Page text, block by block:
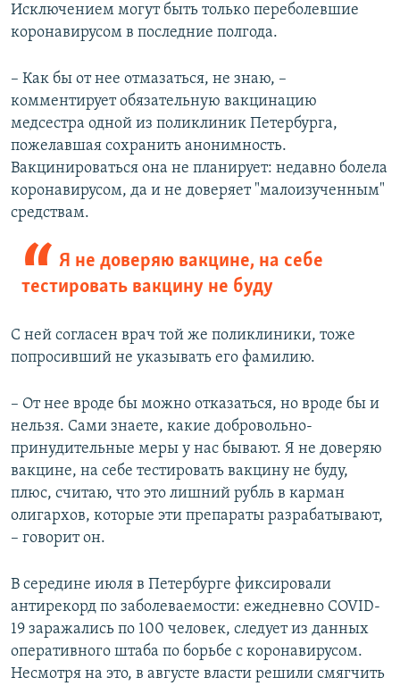
Исключением могут быть только переболевшие
коронавирусом в последние полгода.
– Как бы от нее отмазаться, не знаю, –
комментирует обязательную вакцинацию
медсестра одной из поликлиник Петербурга,
пожелавшая сохранить анонимность.
Вакцинироваться она не планирует: недавно болела
коронавирусом, да и не доверяет "малоизученным"
средствам.
Я не доверяю вакцине, на себе
тестировать вакцину не буду
С ней согласен врач той же поликлиники, тоже
попросивший не указывать его фамилию.
– От нее вроде бы можно отказаться, но вроде бы и
нельзя. Сами знаете, какие добровольно-
принудительные меры у нас бывают. Я не доверяю
вакцине, на себе тестировать вакцину не буду,
плюс, считаю, что это лишний рубль в карман
олигархов, которые эти препараты разрабатывают,
– говорит он.
В середине июля в Петербурге фиксировали
антирекорд по заболеваемости: ежедневно COVID-
19 заражались по 100 человек, следует из данных
оперативного штаба по борьбе с коронавирусом.
Несмотря на это, в августе власти решили смягчить